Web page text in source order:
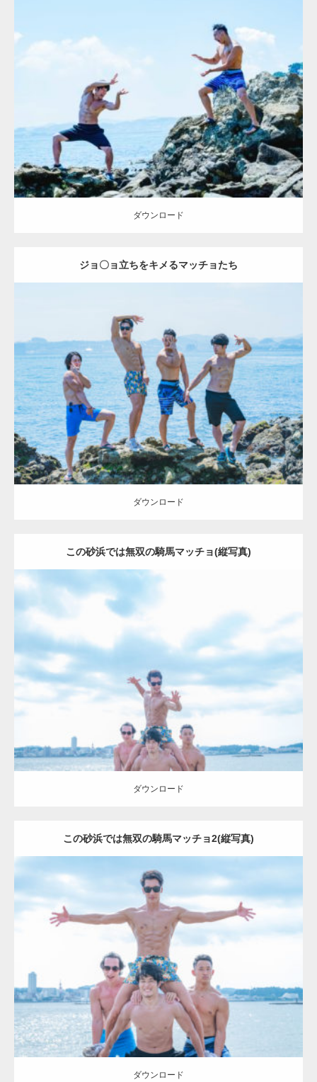
Category:海のマッチョ2 外資系筋肉 闘うマッチョ
ダウンロード
ダウンロード
ジョ〇ョ立ちをキメるマッチョたち
Update: 2023.09.6
Category:海のマッチョ2 inoriAKIHITO(細マッチョ) SOSUKE 外資系
筋肉
腹筋
ダウンロード
ダウンロード
この砂浜では無双の騎馬マッチョ(縦写真)
Category:海のマッチョ2 AKIHITO(細マッチョ) SOSUKE
外資系
ダウンロード
ダウンロード
この砂浜では無双の騎馬マッチョ2(縦写真)
Update: 2023.09.6
AKIHITO(細マッチョ) SOSUKE
ダウンロード
ダウンロード